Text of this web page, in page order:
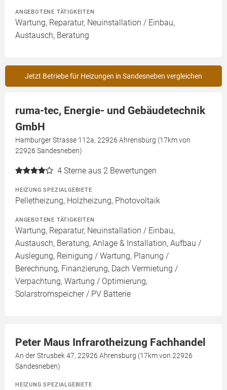
ANGEBOTENE TÄTIGKEITEN
Wartung, Reparatur, Neuinstallation / Einbau,
Austausch, Beratung
Jetzt Betriebe für Heizungen in Sandesneben vergleichen
ruma-tec, Energie- und Gebäudetechnik
GmbH
Hamburger Strasse 112a, 22926 Ahrensburg (17km von
22926 Sandesneben)
4 Sterne aus 2 Bewertungen
HEIZUNG SPEZIALGEBIETE
Pelletheizung, Holzheizung, Photovoltaik
ANGEBOTENE TÄTIGKEITEN
Wartung, Reparatur, Neuinstallation / Einbau,
Austausch, Beratung, Anlage & Installation, Aufbau /
Auslegung, Reinigung / Wartung, Planung /
Berechnung, Finanzierung, Dach Vermietung /
Verpachtung, Wartung / Optimierung,
Solarstromspeicher / PV Batterie
Peter Maus Infrarotheizung Fachhandel
An der Strusbek 47, 22926 Ahrensburg (17km von 22926
Sandesneben)
HEIZUNG SPEZIALGEBIETE